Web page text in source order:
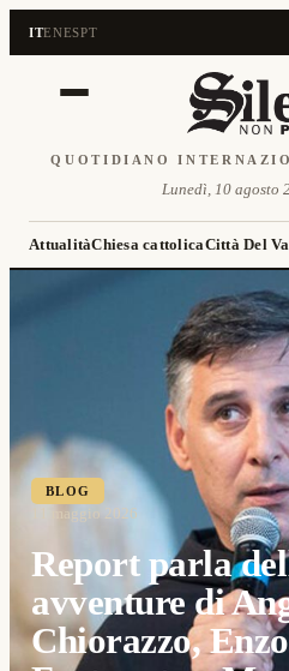
ITENESPT
QUOTIDIANO
Lunedì, 10 agosto
AttualitàChiesa cattolicaCittà Del
BLOG
11 maggio 2026
Report parla
avventure di
Chiorazzo, Enzo